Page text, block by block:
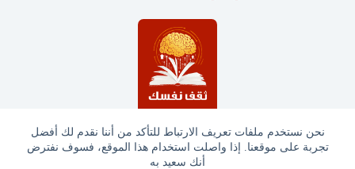
نحن نستخدم ملفات تعريف الارتباط للتأكد من أننا نقدم لك أفضل
تجربة على موقعنا. إذا واصلت استخدام هذا الموقع، فسوف نفترض
أنك سعيد به
جميع الحقوق محفوظة © ثقف نفسك 2025